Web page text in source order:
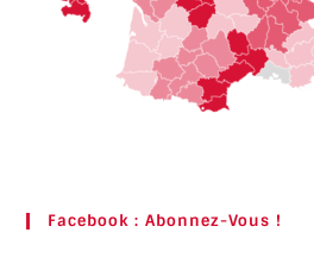
Facebook : Abonnez-Vous !